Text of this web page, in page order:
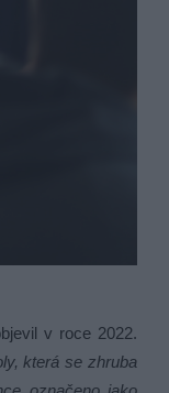
v roce 2022.
která se zhruba